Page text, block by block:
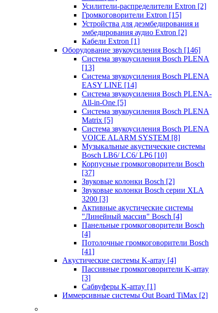
Усилители-распределители Extron [2]
Громкоговорители Extron [15]
Устройства для деэмбедирования и
эмбедирования аудио Extron [2]
Кабели Extron [1]
Оборудование звукоусиления Bosch [146]
Система звукоусиления Bosch PLENA
[13]
Система звукоусиления Bosch PLENA
EASY LINE [14]
Система звукоусиления Bosch PLENA-
All-in-One [5]
Система звукоусиления Bosch PLENA
Matrix [5]
Система звукоусиления Bosch PLENA
VOICE ALARM SYSTEM [8]
Музыкальные акустические системы
Bosch LB6/ LC6/ LP6 [10]
Корпусные громкоговорители Bosch
[37]
Звуковые колонки Bosch [2]
Звуковые колонки Bosch серии XLA
3200 [3]
Активные акустические системы
"Линейный массив" Bosch [4]
Панельные громкоговорители Bosch
[4]
Потолочные громкоговорители Bosch
[41]
Акустические системы K-array [4]
Пассивные громкоговорители K-array
[3]
Сабвуферы K-array [1]
Иммерсивные системы Out Board TiMax [2]